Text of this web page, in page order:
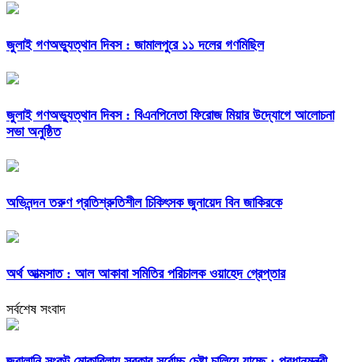
জুলাই গণঅভ্যুত্থান দিবস : জামালপুরে ১১ দলের গণমিছিল
জুলাই গণঅভ্যুত্থান দিবস : বিএনপিনেতা ফিরোজ মিয়ার উদ্যোগে আলোচনা
সভা অনুষ্ঠিত
অভিনন্দন তরুণ প্রতিশ্রুতিশীল চিকিৎসক জুনায়েদ বিন জাকিরকে
অর্থ আত্মসাত : আল আকাবা সমিতির পরিচালক ওয়াহেদ গ্রেপ্তার
সর্বশেষ সংবাদ